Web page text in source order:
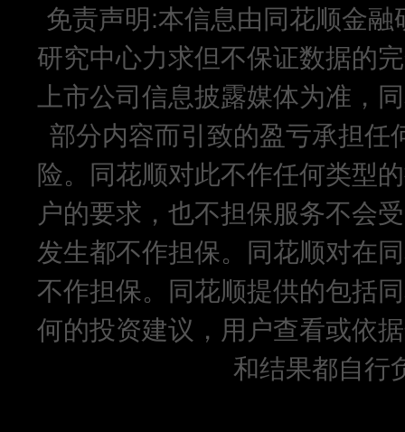
免责声明:本信息由同花顺金
研究中心力求但不保证数据的
上市公司信息披露媒体为准，
部分内容而引致的盈亏承担任
险。同花顺对此不作任何类型
户的要求，也不担保服务不会
发生都不作担保。同花顺对在
不作担保。同花顺提供的包括
何的投资建议，用户查看或依
和结果都自行